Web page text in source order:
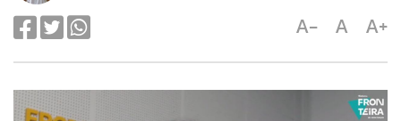
A- A A+